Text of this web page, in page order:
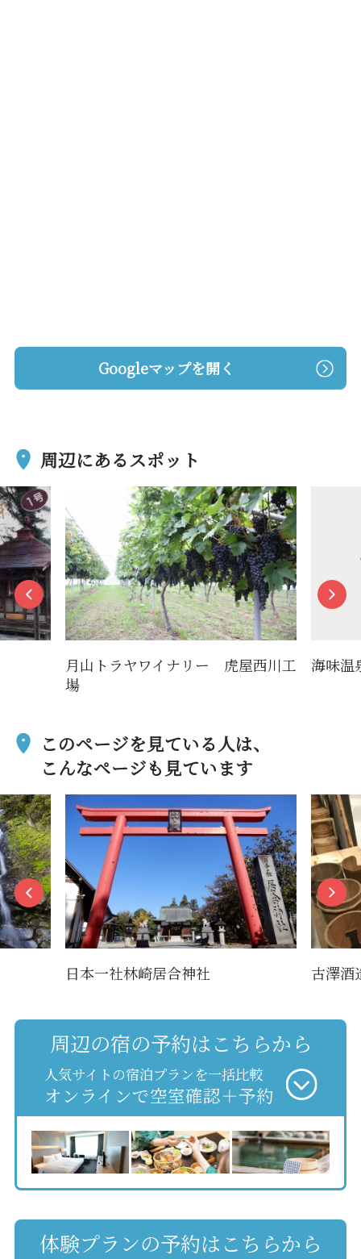
Googleマップを開く
周辺にあるスポット
月山トラヤワイナリー 虎屋西川工
場
海味温
このページを見ている人は、
こんなページも見ています
日本一社林崎居合神社 古澤酒
周辺の宿の予約はこちらから
人気サイトの宿泊プランを一括比較
オンラインで空室確認＋予約
体験プランの予約はこちらから